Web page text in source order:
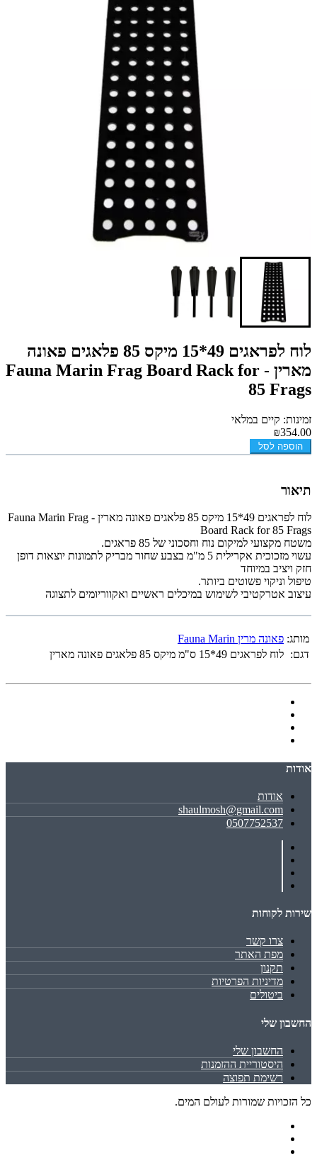
לוח לפראגים 49*15 מיקס 85 פלאגים פאונה
מארין - Fauna Marin Frag Board Rack for
85 Frags
זמינות: קיים במלאי
₪354.00
הוספה לסל
תיאור
לוח לפראגים 49*15 מיקס 85 פלאגים פאונה מארין - Fauna Marin Frag
Board Rack for 85 Frags
משטח מקצועי למיקום נוח וחסכוני של 85 פראגים.
עשוי מזכוכית אקרילית 5 מ"מ בצבע שחור מבריק
לתמונות יוצאות דופן
חזק ויציב במיוחד
טיפול וניקוי פשוטים ביותר.
עיצוב אטרקטיבי לשימוש במיכלים ראשיים ואקווריומים לתצוגה
מותג: פאונה מרין Fauna Marin
דגם: לוח לפראגים 49*15 ס"מ מיקס 85 פלאגים פאונה מארין
אודות
אודות
shaulmosh@gmail.com
0507752537
שירות לקוחות
צרו קשר
מפת האתר
תקנון
מדיניות הפרטיות
ביטולים
החשבון שלי
החשבון שלי
היסטוריית ההזמנות
רשימת תפוצה
כל הזכויות שמורות לעולם המים.